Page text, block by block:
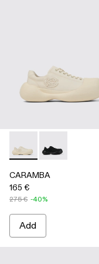
CARAMBA -CARAMBA -
CARAMBA
165 €
275 € -40%
Add